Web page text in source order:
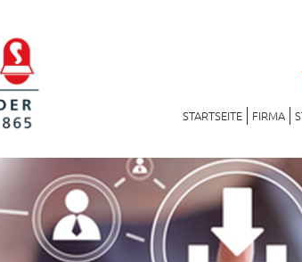
STARTSEITE FIRMA